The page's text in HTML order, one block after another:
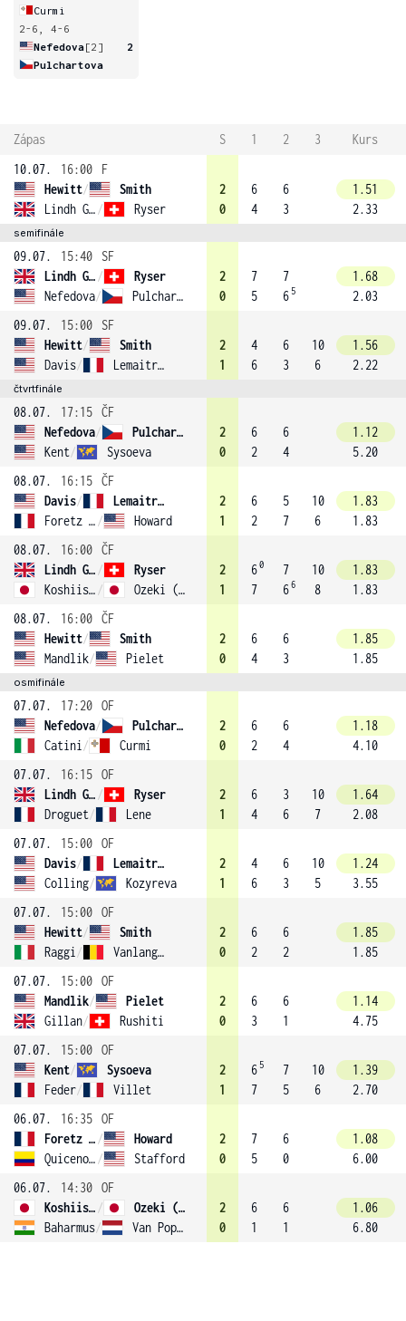
Curmi
2-6, 4-6
Nefedova[2]
2
Pulchartova
Zápas S 1 2 3
Kurs
10.07.
16:00
F
Hewitt/
Smith
Lindh Gallagher / Ryser
2
0
6
4
6
3
1.51
2.33
semifinále
09.07. 15:40
SF
Lindh Gallagher /
Ryser
Nefedova/ Pulchartova (2)
2
0
7
5
7
6 5
1.68
2.03
09.07.
15:00
SF
Hewitt/
Smith
Davis/ Lemaitre (1)
2
1
4
6
6
3
10
6
1.56
2.22
čtvrtfinále
08.07. 17:15 ČF
Nefedova/
Pulchartova (2)
Kent/ Sysoeva
2
0
6
2
6
4
1.12
5.20
08.07.
16:15 ČF
Davis/
Lemaitre (1)
Foretz Gacon / Howard
2
1
6
2
5
7
10
6
1.83
1.83
08.07.
16:00 ČF
Lindh Gallagher /
Ryser
Koshiishi / Ozeki (4)
2
1
60
7
7
66
10
8
1.83
1.83
08.07.
16:00 ČF
Hewitt/
Smith
Mandlik/ Pielet
2
0
6
4
6
3
1.85
1.85
osmifinále
07.07. 17:20 OF
Nefedova/
Pulchartova (2)
Catini / Curmi
2
0
6
2
6
4
1.18
4.10
07.07.
16:15 OF
Lindh Gallagher /
Ryser
Droguet/ Lene
2
1
6
4
3
6
10
7
1.64
2.08
07.07.
15:00 OF
Davis/
Lemaitre (1)
Colling/ Kozyreva
2
1
4
6
6
3
10
5
1.24
3.55
07.07.
15:00 OF
Hewitt/
Smith
Raggi / Vanlangendonck (3)
2
0
6
2
6
2
1.85
1.85
07.07.
15:00 OF
Mandlik/
Pielet
Gillan/ Rushiti
2
0
6
3
6
1
1.14
4.75
07.07.
15:00 OF
Kent/
Sysoeva
Feder/ Villet
2
1
6 5
7
7
5
10
6
1.39
2.70
06.07.
16:35 OF
Foretz Gacon /
Howard
Quiceno Ibarguen / Stafford
2
0
7
5
6
0
1.08
6.00
06.07.
14:30 OF
Koshiishi /
Ozeki (4)
Baharmus/ Van Poppel
2
0
6
1
6
1
1.06
6.80